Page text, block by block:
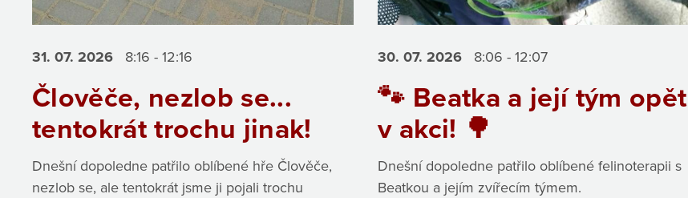
31. 07. 2026 8:16 - 12:16
Člověče, nezlob se...
tentokrát trochu jinak!
Dnešní dopoledne patřilo oblíbené hře Člověče,
nezlob se, ale tentokrát jsme ji pojali trochu
30. 07.2026 8:06 - 12:07
🐾 Beatka a její tým opět
v akci! 🌳
Dnešní dopoledne patřilo oblíbené felinoterapii s
Beatkou a jejím zvířecím týmem.